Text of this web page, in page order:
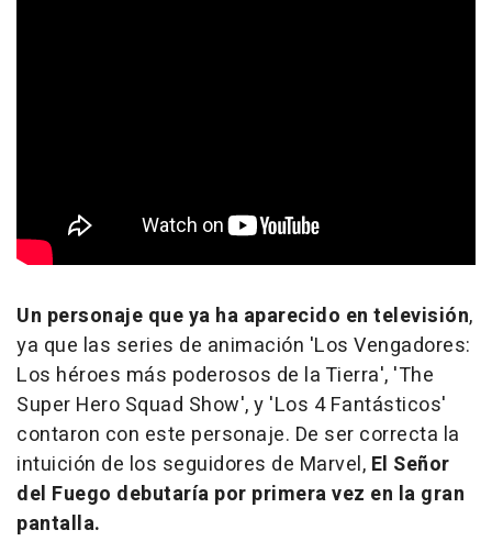
Un personaje que ya ha aparecido en televisión,
ya que las series de animación 'Los Vengadores:
Los héroes más poderosos de la Tierra', 'The
Super Hero Squad Show', y 'Los 4 Fantásticos'
contaron con este personaje. De ser correcta la
intuición de los seguidores de Marvel, El Señor
del Fuego debutaría por primera vez en la gran
pantalla.